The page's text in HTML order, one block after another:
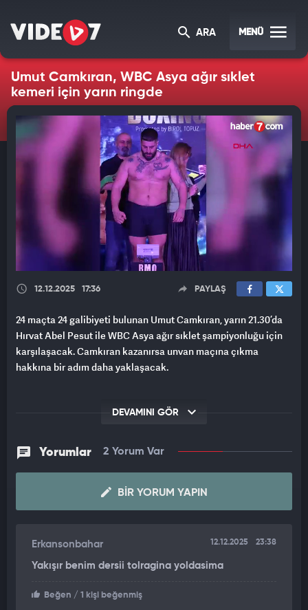
ARA MENÜ
Umut Camkıran, WBC Asya ağır sıklet
kemeri için yarın ringde
12.12.2025 17:36 PAYLAŞ
24 maçta 24 galibiyeti bulunan Umut Camkıran, yarın 21.30’da
Hırvat Abel Pesut ile WBC Asya ağır sıklet şampiyonluğu için
karşılaşacak. Camkıran kazanırsa unvan maçına çıkma
hakkına bir adım daha yaklaşacak.
DEVAMINI GÖR
Yorumlar 2 Yorum Var
BIR YORUM YAPIN
Erkansonbahar 12.12.2025 23:38
Yakışır benim dersii tolragina yoldasima
Beğen / 1 kişi beğenmiş